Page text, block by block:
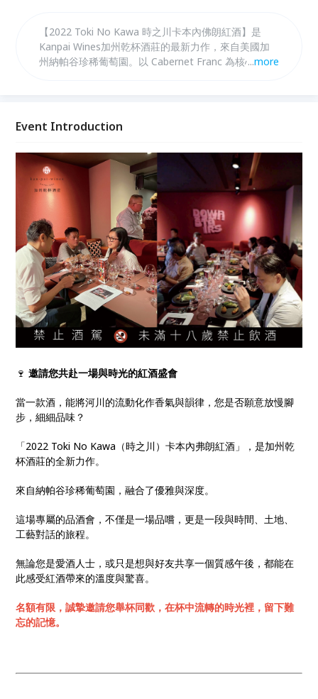
【2022 Toki No Kawa 時之川卡本內佛朗紅酒】是
Kanpai Wines加州乾杯酒莊的最新力作，來自美國加
州納帕谷珍稀葡萄園。以 Cabernet Franc 為核心，融
或只是想與好友共享一個高質感夜晚，都能在此感受
您舉杯同歡，在杯中流轉的時光裡，留下美好回憶。
...more
Event Introduction
🍷邀請您共赴一場與時光的紅酒盛會
當一款酒，能將河川的流動化作香氣與韻律，您是否願意放慢腳
步，細細品味？
「2022 Toki No Kawa（時之川）卡本內弗朗紅酒」，是加州乾
杯酒莊的全新力作。
來自納帕谷珍稀葡萄園，融合了優雅與深度。
這場專屬的品酒會，不僅是一場品嚐，更是一段與時間、土地、
工藝對話的旅程。
無論您是愛酒人士，或只是想與好友共享一個質感午後，都能在
此感受紅酒帶來的溫度與驚喜。
名額有限，誠摯邀請您舉杯同歡，在杯中流轉的時光裡，留下難
忘的記憶。